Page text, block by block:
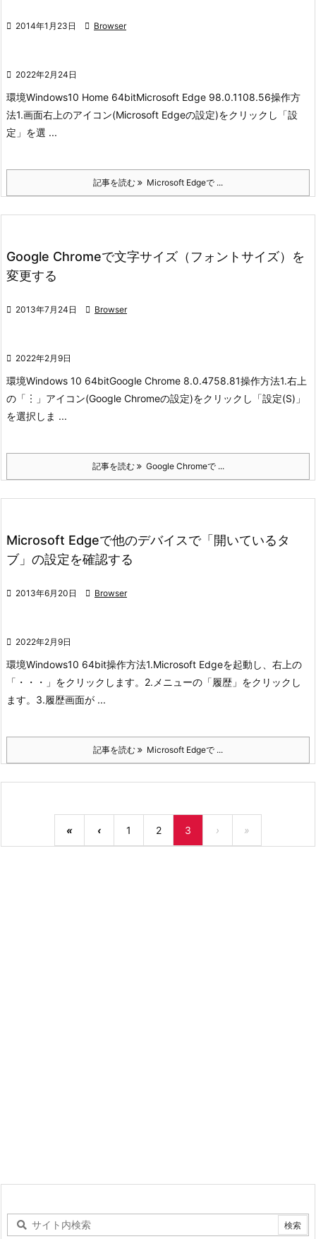
 2014年1月23日  Browser
 2022年2月24日
環境Windows10 Home 64bitMicrosoft Edge 98.0.1108.56操作方
法1.画面右上のアイコン(Microsoft Edgeの設定)をクリックし「設
定」を選 ...
記事を読む Microsoft Edgeで ...
Google Chromeで文字サイズ（フォントサイズ）を
変更する
 2013年7月24日  Browser
 2022年2月9日
環境Windows 10 64bitGoogle Chrome 8.0.4758.81操作方法1.右上
の「︙」アイコン(Google Chromeの設定)をクリックし「設定(S)」
を選択しま ...
記事を読む Google Chromeで ...
Microsoft Edgeで他のデバイスで「開いているタ
ブ」の設定を確認する
 2013年6月20日  Browser
 2022年2月9日
環境Windows10 64bit操作方法1.Microsoft Edgeを起動し、右上の
「・・・」をクリックします。 2.メニューの「履歴」をクリックし
ます。 3.履歴画面が ...
記事を読む Microsoft Edgeで ...
« ‹ 1 2 3 › »